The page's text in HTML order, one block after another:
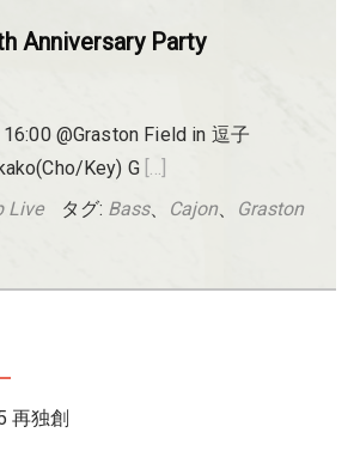
Anniversary Party
@Graston Field in 逗子
Key) G Read more about
Live タグ: Bass、 Cajon、
Graston
再独創